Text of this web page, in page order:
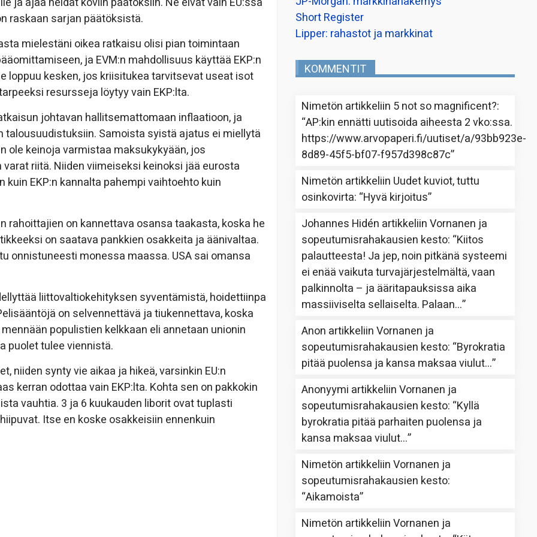
raskaan sarjan päätöksistä.
mielestäni oikea ratkaisu olisi pian toimintaan
ja EVM:n mahdollisuus käyttää EKP:n
loppuu kesken, jos kriisitukea tarvitsevat useat isot
resursseja löytyy vain EKP:lta.
johtavan hallitsemattomaan inflaatioon, ja
Samoista syistä ajatus ei miellytä
ole keinoja varmistaa maksukykyään, jos
riitä. Niiden viimeiseksi keinoksi jää eurosta
EKP:n kannalta pahempi vaihtoehto kuin
rahoittajien on kannettava osansa taakasta, koska he
on saatava pankkien osakkeita ja äänivaltaa.
onnistuneesti monessa maassa. USA sai omansa
liittovaltiokehityksen syventämistä, hoidettiinpa
on selvennettävä ja tiukennettava, koska
populistien kelkkaan eli annetaan unionin
puolet tulee viennistä.
niiden synty vie aikaa ja hikeä, varsinkin EU:n
kerran odottaa vain EKP:lta. Kohta sen on pakkokin
vauhtia. 3 ja 6 kuukauden liborit ovat tuplasti
Itse en koske osakkeisiin ennenkuin
Short Register
Lipper: rahastot ja markkinat
KOMMENTIT
Nimetön artikkeliin 5 not so magnificent?:
“AP:kin ennätti uutisoida aiheesta 2 vko:ssa.
https://www.arvopaperi.fi/uutiset/a/93bb923e-
8d89-45f5-bf07-f957d398c87c”
Nimetön artikkeliin Uudet kuviot, tuttu
osinkovirta: “Hyvä kirjoitus”
Johannes Hidén artikkeliinVornanen ja
sopeutumisrahakausien kesto: “Kiitos
palautteesta! Ja jep, noin pitkänä systeemi
ei enää vaikuta turvajärjestelmältä, vaan
palkinnolta – ja ääritapauksissa aika
massiiviselta sellaiselta. Palaan…”
Anon artikkeliinVornanen ja
sopeutumisrahakausien kesto: “Byrokratia
pitää puolensa ja kansa maksaa viulut…”
Anonyymi artikkeliinVornanen ja
sopeutumisrahakausien kesto: “Kyllä
byrokratia pitää parhaiten puolensa ja
kansa maksaa viulut…”
Nimetön artikkeliinVornanen ja
sopeutumisrahakausien kesto:
“Aikamoista”
Nimetön artikkeliinVornanen ja